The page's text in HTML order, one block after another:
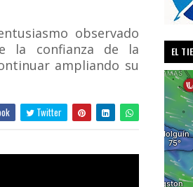
observado
la confianza de la
ampliando su
Twitter
EL